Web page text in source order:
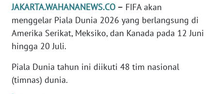
JAKARTA.WAHANANEWS.CO – FIFA akan
menggelar Piala Dunia 2026 yang berlangsung di
Amerika Serikat, Meksiko, dan Kanada pada 12 Juni
hingga 20 Juli.
Piala Dunia tahun ini diikuti 48 tim nasional
(timnas) dunia.
PEDOMAN
MEDIA
REDAKSI